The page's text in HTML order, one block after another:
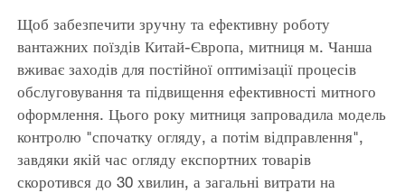
Щоб забезпечити зручну та ефективну роботу
вантажних поїздів Китай-Європа, митниця м. Чанша
вживає заходів для постійної оптимізації процесів
обслуговування та підвищення ефективності митного
оформлення. Цього року митниця запровадила модель
контролю "спочатку огляду, а потім відправлення",
завдяки якій час огляду експортних товарів
скоротився до 30 хвилин, а загальні витрати на